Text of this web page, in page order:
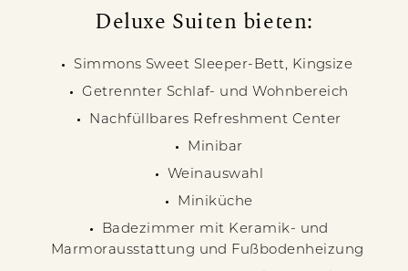
Deluxe Suiten bieten:
Simmons Sweet Sleeper-Bett, Kingsize
Getrennter Schlaf- und Wohnbereich
Nachfüllbares Refreshment Center
Minibar
Weinauswahl
Miniküche
Badezimmer mit Keramik- und
Marmorausstattung und Fußbodenheizung